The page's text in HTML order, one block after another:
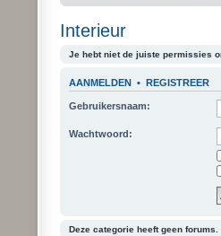
Interieur
Je hebt niet de juiste permissies
AANMELDEN •REGISTREER
Gebruikersnaam:
Wachtwoord:
Deze categorie heeft geen forums.